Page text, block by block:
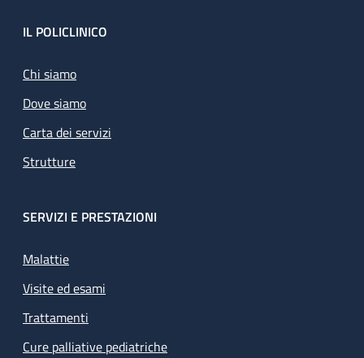
Footer
IL POLICLINICO
Chi siamo
Dove siamo
Carta dei servizi
Strutture
SERVIZI E PRESTAZIONI
Malattie
Visite ed esami
Trattamenti
Cure palliative pediatriche